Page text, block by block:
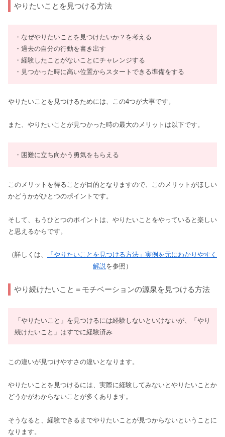
やりたいことを見つける方法
・なぜやりたいことを見つけたいか？を考える
・過去の自分の行動を書き出す
・経験したことがないことにチャレンジする
・見つかった時に高い位置からスタートできる準備をする
やりたいことを見つけるためには、この4つが大事です。
また、やりたいことが見つかった時の最大のメリットは以下です。
・困難に立ち向かう勇気をもらえる
このメリットを得ることが目的となりますので、このメリットがほしい
かどうかがひとつのポイントです。
そして、もうひとつのポイントは、やりたいことをやっていると楽しい
と思えるからです。
（詳しくは、
「やりたいことを見つける方法」実例を元にわかりやすく
解説 を参照）
やり続けたいこと＝モチベーションの源泉を見つける方法
「やりたいこと」を見つけるには経験しないといけないが、「やり
続けたいこと」はすでに経験済み
この違いが見つけやすさの違いとなります。
やりたいことを見つけるには、実際に経験してみないとやりたいことか
どうかがわからないことが多くあります。
そうなると、経験できるまでやりたいことが見つからないということに
なります。